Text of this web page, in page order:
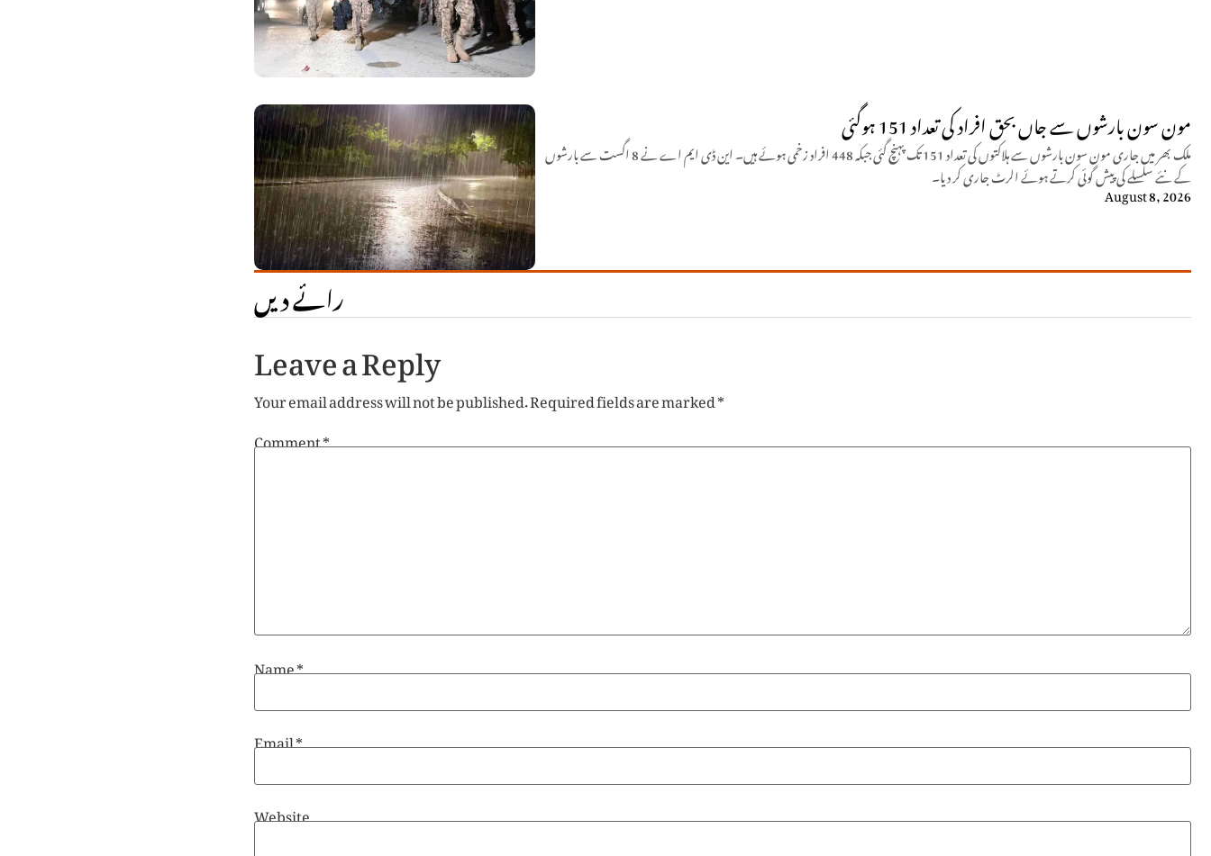
مون سون بارشوں سے جاں بحق افراد کی تعداد 151 ہوگئی
ملک بھر میں جاری مون سون بارشوں سے ہلاکتوں کی تعداد 151 تک پہنچ گئی جبکہ 448 افراد زخمی ہوئے ہیں۔ این ڈی ایم اے نے 8 اگست سے بارشوں
کے نئے سلسلے کی پیش گوئی کرتے ہوئے الرٹ جاری کر دیا۔
August 8, 2026
رائے دیں
Leave a Reply
Your email address will not be published.Required fields are marked*
Comment*
Name*
Email*
Website